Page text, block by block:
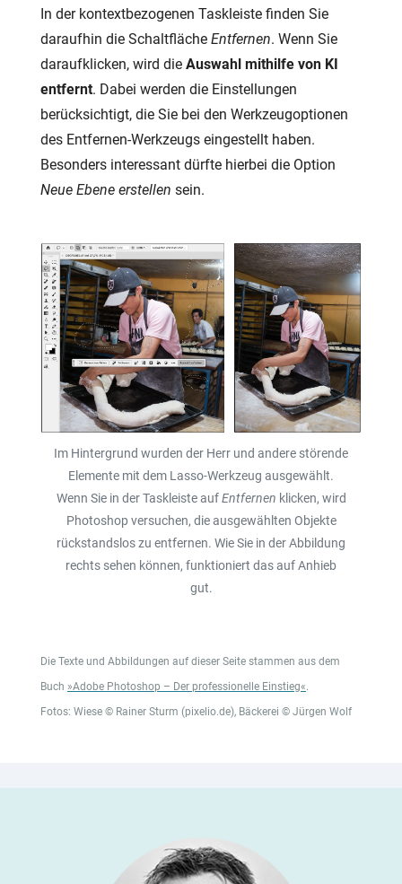
In der kontextbezogenen Taskleiste finden Sie
daraufhin die Schaltfläche Entfernen. Wenn Sie
daraufklicken, wird die Auswahl mithilfe von KI
entfernt. Dabei werden die Einstellungen
berücksichtigt, die Sie bei den Werkzeugoptionen
des Entfernen-Werkzeugs eingestellt haben.
Besonders interessant dürfte hierbei die Option
Neue Ebene erstellen sein.
Im Hintergrund wurden der Herr und andere störende
Elemente mit dem Lasso-Werkzeug ausgewählt.
Wenn Sie in der Taskleiste aufEntfernen klicken, wird
Photoshop versuchen, die ausgewählten Objekte
rückstandslos zu entfernen. Wie Sie in der Abbildung
rechts sehen können, funktioniert das auf Anhieb
gut.
Die Texte und Abbildungen auf dieser Seite stammen aus dem
Buch »Adobe Photoshop – Der professionelle Einstieg«.
Fotos: Wiese © Rainer Sturm (pixelio.de), Bäckerei © Jürgen Wolf